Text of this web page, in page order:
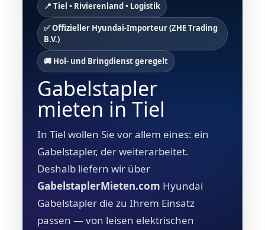
📍 Tiel • Rivierenland • Logistik
✅ Offizieller Hyundai-Importeur (ZHE Trading
B.V.)
🚚 Hol- und Bringdienst geregelt
Gabelstapler
mieten in Tiel
In Tiel wollen Sie vor allem eines: ein
Gabelstapler, der weiterarbeitet.
Deshalb liefern wir über
GabelstaplerMieten.com Hyundai
Gabelstapler die zu Ihrem Einsatz
passen — von leisen elektrischen